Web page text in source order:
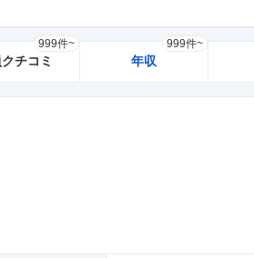
チコミ
999件~
年収
999件~